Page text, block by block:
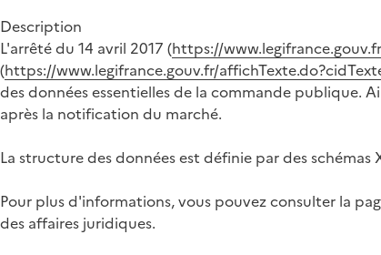
Description
L'arrêté du 14 avril 2017 (https://
(https://www.legifrance.gouv.fr/
des données essentielles de la commande publique.
après la notification du marché.
La structure des données est définie par des schémas
Pour plus d'informations, vous pouvez consulter la
des affaires juridiques.